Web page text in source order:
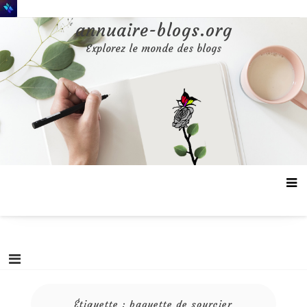
Aller
au
annuaire-blogs.org
Explorez le monde des blogs
Étiquette :baguette de sourcier